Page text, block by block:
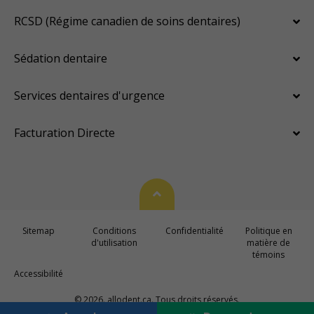
RCSD (Régime canadien de soins dentaires)
Sédation dentaire
Services dentaires d'urgence
Facturation Directe
© 2026. allodent.ca. Tous droits réservés.
Haut de page
Sitemap
Conditions
d'utilisation
Confidentialité
Politique en
matière de
témoins
Accessibilité